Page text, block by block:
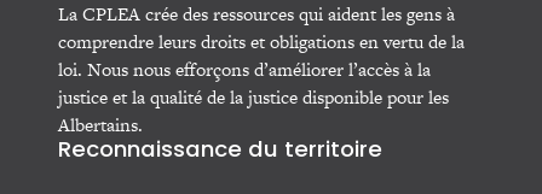
La CPLEA crée des ressources qui aident les gens à
comprendre leurs droits et obligations en vertu de la
loi. Nous nous efforçons d’améliorer l’accès à la
justice et la qualité de la justice disponible pour les
Albertains.
Reconnaissance du territoire